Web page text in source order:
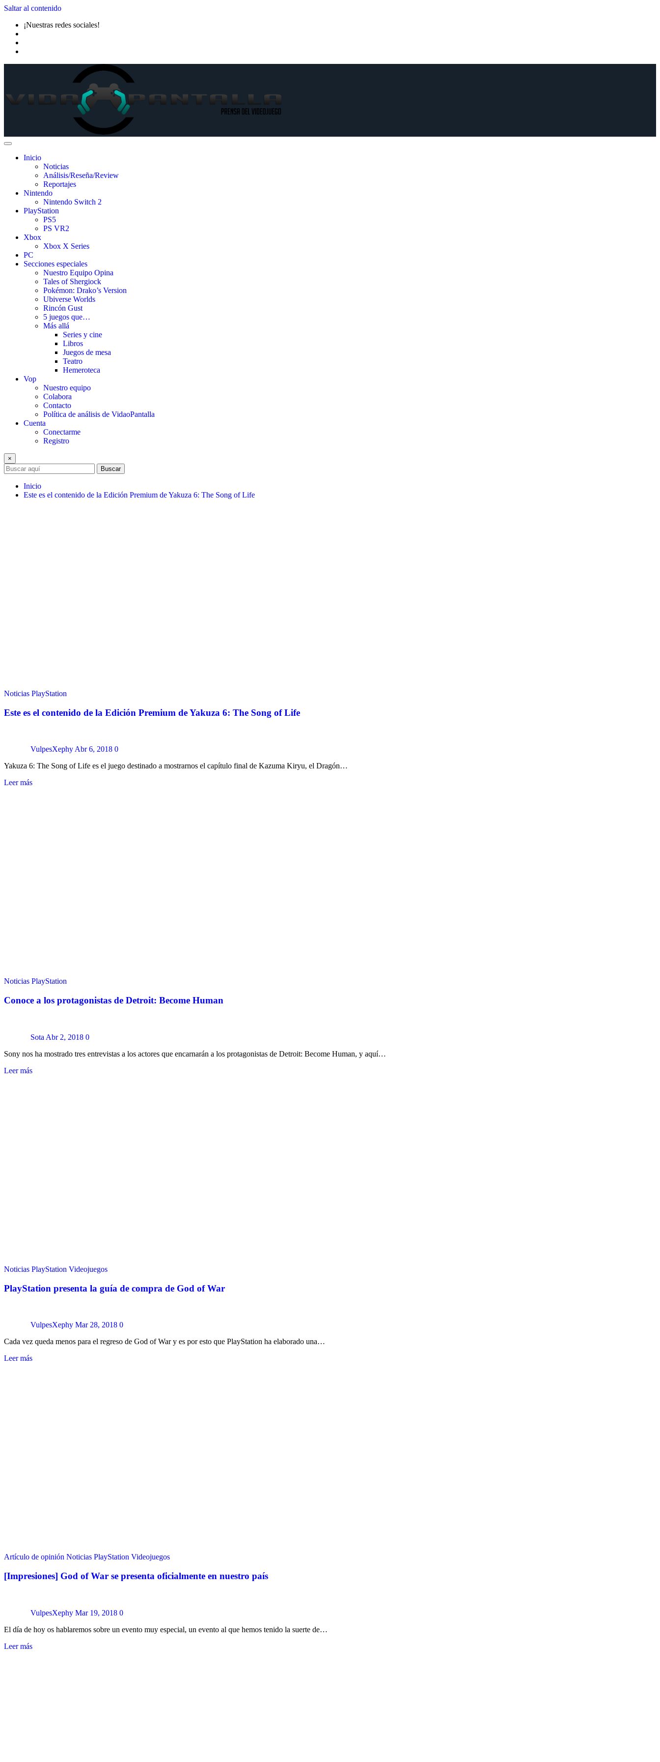
Saltar al contenido
¡Nuestras redes sociales!
Inicio
Noticias
Análisis/Reseña/Review
Reportajes
Nintendo
Nintendo Switch 2
PlayStation
PS5
PS VR2
Xbox
Xbox X Series
PC
Secciones especiales
Nuestro Equipo Opina
Tales of Shergiock
Pokémon: Drako’s Version
Ubiverse Worlds
Rincón Gust
5 juegos que…
Más allá
Series y cine
Libros
Juegos de mesa
Teatro
Hemeroteca
Vop
Nuestro equipo
Colabora
Contacto
Política de análisis de VidaoPantalla
Cuenta
Conectarme
Registro
×
Buscar
Inicio
Este es el contenido de la Edición Premium de Yakuza 6: The Song of Life
Noticias PlayStation
Este es el contenido de la Edición Premium de Yakuza 6: The Song of Life
VulpesXephyAbr 6, 2018 0
Yakuza 6: The Song of Life es el juego destinado a mostrarnos el capítulo final de Kazuma Kiryu, el Dragón…
Leer más
Noticias PlayStation
Conoce a los protagonistas de Detroit: Become Human
Sota Abr 2, 2018 0
Sony nos ha mostrado tres entrevistas a los actores que encarnarán a los protagonistas de Detroit: Become Human, y aquí…
Leer más
Noticias PlayStation Videojuegos
PlayStation presenta la guía de compra de God of War
VulpesXephy Mar 28, 2018 0
Cada vez queda menos para el regreso de God of War y es por esto que PlayStation ha elaborado una…
Leer más
Artículo de opinión Noticias PlayStation Videojuegos
[Impresiones] God of War se presenta oficialmente en nuestro país
VulpesXephy Mar 19, 2018 0
El día de hoy os hablaremos sobre un evento muy especial, un evento al que hemos tenido la suerte de…
Leer más